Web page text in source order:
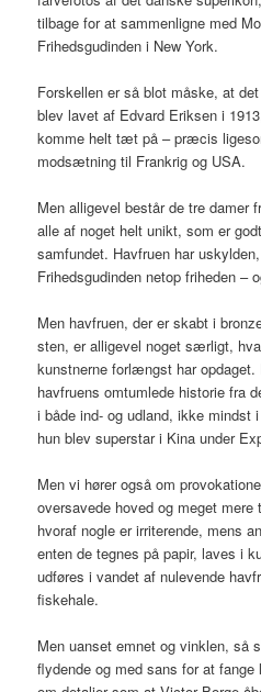
tilbage for at sammenligne med
Frihedsgudinden i New York.
Forskellen er så blot måske, at
blev lavet af Edvard Eriksen i
komme helt tæt på – præcis
modsætning til Frankrig og USA.
Men alligevel består de tre damer
alle af noget helt unikt, som er
samfundet. Havfruen har
Frihedsgudinden netop friheden –
Men havfruen, der er skabt i
sten, er alligevel noget særligt,
kunstnerne forlængst har opdaget.
havfruens omtumlede historie fra
i både ind- og udland, ikke mindst
hun blev superstar i Kina under
Men vi hører også om
oversavede hoved og meget mere
hvoraf nogle er irriterende, mens
enten de tegnes på papir, laves i
udføres i vandet af nulevende
fiskehale.
Men uanset emnet og vinklen, så
flydende og med sans for at